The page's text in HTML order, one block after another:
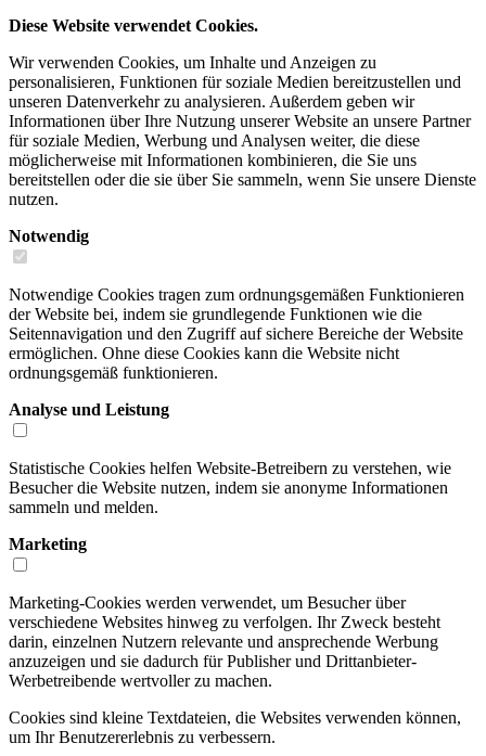
Diese Website verwendet Cookies.
Wir verwenden Cookies, um Inhalte und Anzeigen zu
personalisieren, Funktionen für soziale Medien bereitzustellen und
unseren Datenverkehr zu analysieren. Außerdem geben wir
Informationen über Ihre Nutzung unserer Website an unsere Partner
für soziale Medien, Werbung und Analysen weiter, die diese
möglicherweise mit Informationen kombinieren, die Sie uns
bereitstellen oder die sie über Sie sammeln, wenn Sie unsere Dienste
nutzen.
Notwendig
Notwendige Cookies tragen zum ordnungsgemäßen Funktionieren
der Website bei, indem sie grundlegende Funktionen wie die
Seitennavigation und den Zugriff auf sichere Bereiche der Website
ermöglichen. Ohne diese Cookies kann die Website nicht
ordnungsgemäß funktionieren.
Analyse und Leistung
Statistische Cookies helfen Website-Betreibern zu verstehen, wie
Besucher die Website nutzen, indem sie anonyme Informationen
sammeln und melden.
Marketing
Marketing-Cookies werden verwendet, um Besucher über
verschiedene Websites hinweg zu verfolgen. Ihr Zweck besteht
darin, einzelnen Nutzern relevante und ansprechende Werbung
anzuzeigen und sie dadurch für Publisher und Drittanbieter-
Werbetreibende wertvoller zu machen.
Cookies sind kleine Textdateien, die Websites verwenden können,
um Ihr Benutzererlebnis zu verbessern.